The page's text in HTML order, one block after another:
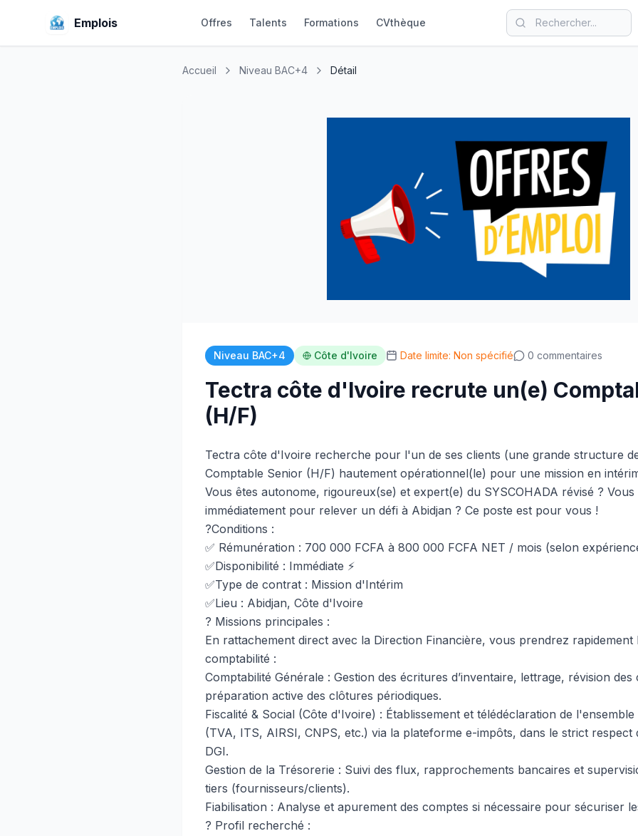
Emplois Offres Talents Formations CVthèque
Accueil Niveau BAC+4 Détail
Niveau BAC+4 Côte d'Ivoire Date limite: Non spécifié 0 commentaires
Tectra côte d'Ivoire recrute un(e)
(H/F)
Tectra côte d'Ivoire recherche pour l'un de ses clients (une grande structure
Comptable Senior (H/F) hautement opérationnel(le) pour une mission en
Vous êtes autonome, rigoureux(se) et expert(e) du SYSCOHADA révisé ? Vous
immédiatement pour relever un défi à Abidjan ? Ce poste est pour vous !
?Conditions :
✅ Rémunération : 700 000 FCFA à 800 000 FCFA NET / mois (selon
✅Disponibilité : Immédiate ⚡
✅Type de contrat : Mission d'Intérim
✅Lieu : Abidjan, Côte d'Ivoire
? Missions principales :
En rattachement direct avec la Direction Financière, vous prendrez rapidement
comptabilité :
Comptabilité Générale : Gestion des écritures d’inventaire, lettrage, révision des
préparation active des clôtures périodiques.
Fiscalité & Social (Côte d'Ivoire) : Établissement et télédéclaration de l'ensemble
(TVA, ITS, AIRSI, CNPS, etc.) via la plateforme e-impôts, dans le strict respect
DGI.
Gestion de la Trésorerie : Suivi des flux, rapprochements bancaires et
tiers (fournisseurs/clients).
Fiabilisation : Analyse et apurement des comptes si nécessaire pour sécuriser
? Profil recherché :